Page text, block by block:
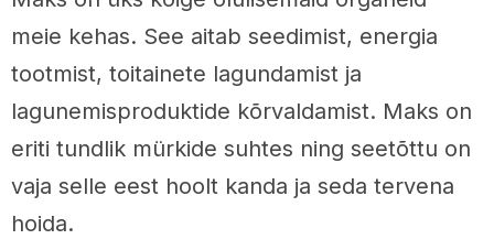
meie kehas. See aitab seedimist, energia
tootmist, toitainete lagundamist ja
lagunemisproduktide kõrvaldamist. Maks on
eriti tundlik mürkide suhtes ning seetõttu on
vaja selle eest hoolt kanda ja seda tervena
hoida.